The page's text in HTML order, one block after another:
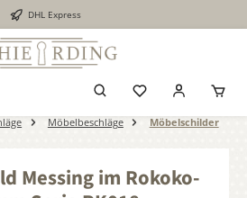
DHL Express
Möbelbeschläge Möbelschilder
Messing im Rokoko-